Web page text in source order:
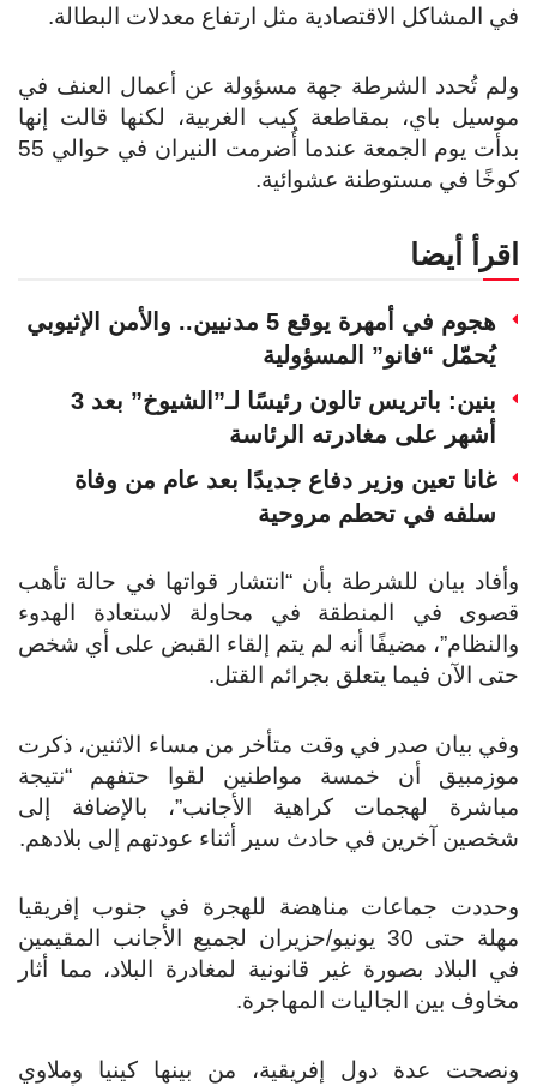
في المشاكل الاقتصادية مثل ارتفاع معدلات البطالة.
ولم تُحدد الشرطة جهة مسؤولة عن أعمال العنف في
موسيل باي، بمقاطعة كيب الغربية، لكنها قالت إنها
بدأت يوم الجمعة عندما أُضرمت النيران في حوالي 55
كوخًا في مستوطنة عشوائية.
اقرأ أيضا
هجوم في أمهرة يوقع 5 مدنيين.. والأمن الإثيوبي
يُحمّل “فانو” المسؤولية
بنين: باتريس تالون رئيسًا لـ”الشيوخ” بعد 3
أشهر على مغادرته الرئاسة
غانا تعين وزير دفاع جديدًا بعد عام من وفاة
سلفه في تحطم مروحية
وأفاد بيان للشرطة بأن “انتشار قواتها في حالة تأهب
قصوى في المنطقة في محاولة لاستعادة الهدوء
والنظام”، مضيفًا أنه لم يتم إلقاء القبض على أي شخص
حتى الآن فيما يتعلق بجرائم القتل.
وفي بيان صدر في وقت متأخر من مساء الاثنين، ذكرت
موزمبيق أن خمسة مواطنين لقوا حتفهم “نتيجة
مباشرة لهجمات كراهية الأجانب”، بالإضافة إلى
شخصين آخرين في حادث سير أثناء عودتهم إلى بلادهم.
وحددت جماعات مناهضة للهجرة في جنوب إفريقيا
مهلة حتى 30 يونيو/حزيران لجميع الأجانب المقيمين
في البلاد بصورة غير قانونية لمغادرة البلاد، مما أثار
مخاوف بين الجاليات المهاجرة.
ونصحت عدة دول إفريقية، من بينها كينيا وملاوي